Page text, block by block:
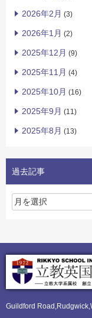
2026年2月 (3)
2026年1月 (2)
2025年12月 (9)
2025年11月 (4)
2025年10月 (16)
2025年9月 (11)
2025年8月 (13)
過去記事
Guildford Road,Rudgwick,